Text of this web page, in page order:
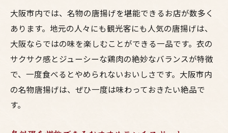
鳥料理の魅力を再発見
観光客必見のおすすめ店
大阪市の名物鳥料理を楽しむ
様々なスタイルの鳥料理
大阪市内では、名物の唐揚げを堪能できるお店が数多く
あります。地元の人々にも観光客にも人気の唐揚げは、
大阪ならではの味を楽しむことができる一品です。衣の
サクサク感とジューシーな鶏肉の絶妙なバランスが特徴
で、一度食べるとやめられないおいしさです。大阪市内
の名物唐揚げは、ぜひ一度は味わっておきたい絶品で
す。